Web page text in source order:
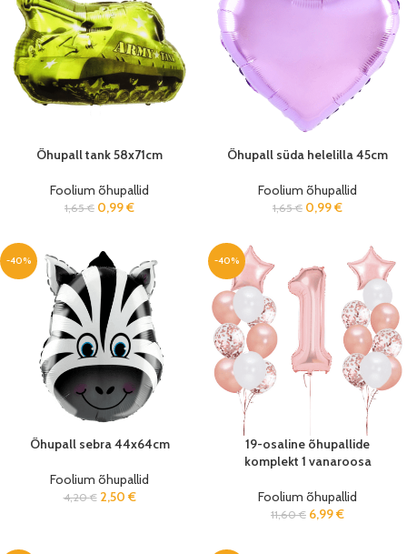
Õhupall tank 58x71cm
Foolium õhupallid
1,65€ 0,99€
Õhupall süda helelilla 45cm
Foolium õhupallid
1,65€ 0,99€
-40%
Õhupall sebra 44x64cm
Foolium õhupallid
4,20€ 2,50 €
-40%
19-osaline õhupallide
komplekt 1 vanaroosa
Foolium õhupallid
11,60€ 6,99€